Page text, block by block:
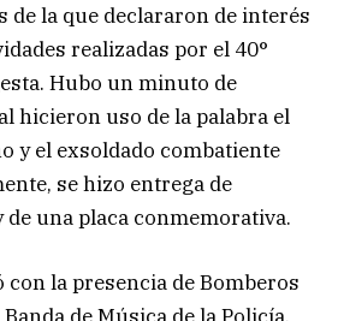
de la que declararon de interés
realizadas por el 40°
Hubo un minuto de
hicieron uso de la palabra el
y el exsoldado combatiente
se hizo entrega de
una placa conmemorativa.
con la presencia de Bomberos